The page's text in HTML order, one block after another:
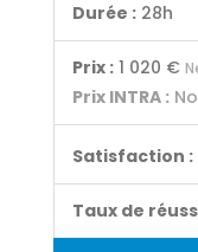
Durée :28h
Prix : 1 020 €
Prix INTRA :
Satisfaction :
Taux de